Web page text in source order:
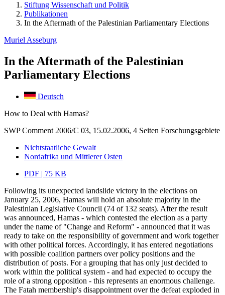
Stiftung Wissenschaft und Politik
Publikationen
In the Aftermath of the Palestinian Parliamentary Elections
Muriel Asseburg
In the Aftermath of the Palestinian
Parliamentary Elections
Deutsch
How to Deal with Hamas?
SWP Comment 2006/C 03, 15.02.2006, 4 Seiten Forschungsgebiete
Nichtstaatliche Gewalt
Nordafrika und Mittlerer Osten
PDF | 75 KB
Following its unexpected landslide victory in the elections on
January 25, 2006, Hamas will hold an absolute majority in the
Palestinian Legislative Council (74 of 132 seats). After the result
was announced, Hamas - which contested the election as a party
under the name of "Change and Reform" - announced that it was
ready to take on the responsibility of government and work together
with other political forces. Accordingly, it has entered negotiations
with possible coalition partners over policy positions and the
distribution of posts. For a grouping that has only just decided to
work within the political system - and had expected to occupy the
role of a strong opposition - this represents an enormous challenge.
The Fatah membership's disappointment over the defeat exploded in